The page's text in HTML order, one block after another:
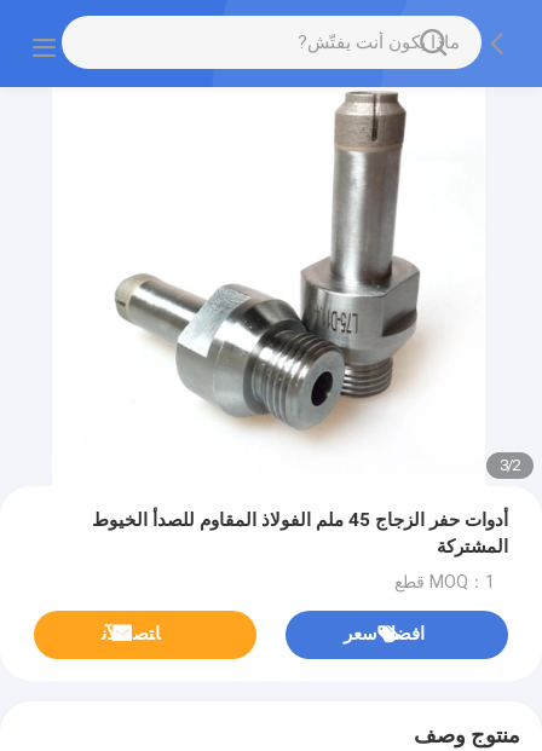
2
/
3
أدوات حفر الزجاج 45 ملم الفولاذ المقاوم للصدأ الخيوط
المشتركة
MOQ：1 قطع
افضل سعر ﺎﺘﺼﻟ ﺍﻶﻧ
منتوج وصف